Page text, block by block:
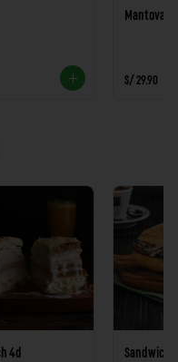
Mantova
S/ 29.90
4d Sandwich